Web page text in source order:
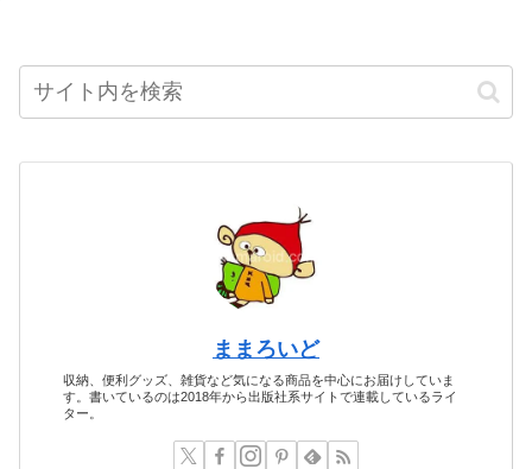
ままろいど
収納、便利グッズ、雑貨など気になる商品を中心にお届けしていま
す。書いているのは2018年から出版社系サイトで連載しているライ
ター。